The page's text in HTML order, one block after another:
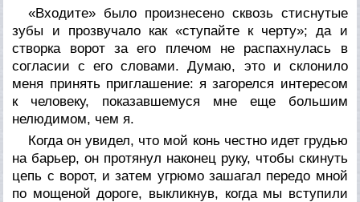
«Входите» было произнесено сквозь стиснутые
зубы и прозвучало как «ступайте к черту»; да и
створка ворот за его плечом не распахнулась в
согласии с его словами. Думаю, это и склонило
меня принять приглашение: я загорелся интересом
к человеку, показавшемуся мне еще большим
нелюдимом, чем я.
Когда он увидел, что мой конь честно идет грудью
на барьер, он протянул наконец руку, чтобы скинуть
цепь с ворот, и затем угрюмо зашагал передо мной
по мощеной дороге, выкликнув, когда мы вступили